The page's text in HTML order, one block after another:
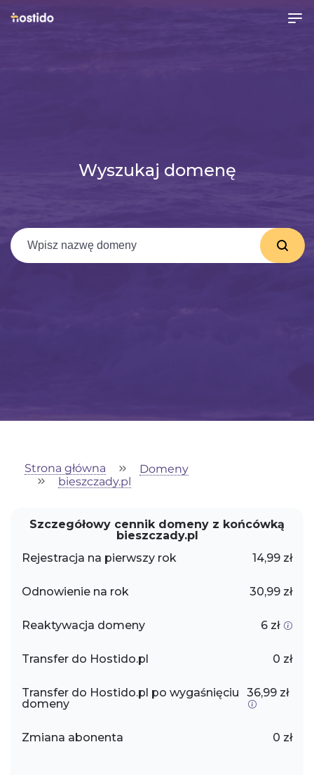
Wyszukaj domenę
Strona główna
Domeny
bieszczady.pl
Szczegółowy cennik domeny z końcówką
bieszczady.pl
Rejestracja na pierwszy rok
14,99 zł
Odnowienie na rok 30,99 zł
Reaktywacja domeny 6 zł
Transfer do Hostido.pl 0 zł
Transfer do Hostido.pl po wygaśnięciu
domeny
36,99 zł
Zmiana abonenta 0 zł